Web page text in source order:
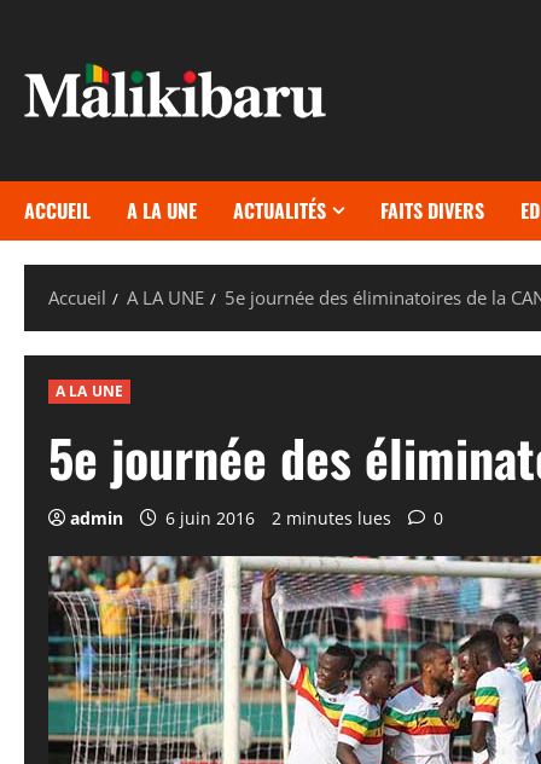
contenu
ACCUEIL A LA UNE ACTUALITÉS FAITS DIVERS
Accueil A LA UNE 5e journée des éliminatoires de la
A LA UNE
5e journée des
admin 6 juin 2016 2 minutes lues 0